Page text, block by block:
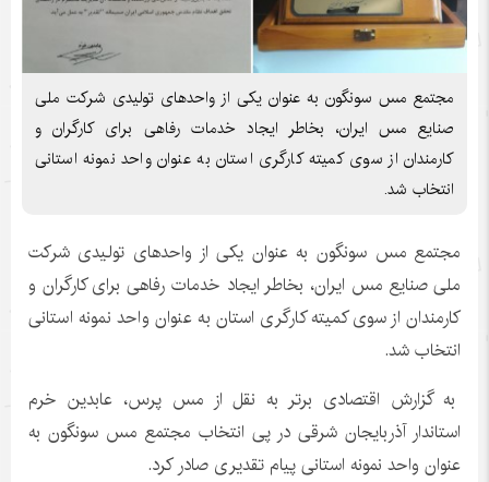
مجتمع مس سونگون به عنوان یکی از واحدهای تولیدی شرکت ملی
صنایع مس ایران، بخاطر ایجاد خدمات رفاهی برای کارگران و
کارمندان از سوی کمیته کارگری استان به عنوان واحد نمونه استانی
انتخاب شد.
مجتمع مس سونگون به عنوان یکی از واحدهای تولیدی شرکت
ملی صنایع مس ایران، بخاطر ایجاد خدمات رفاهی برای کارگران و
کارمندان از سوی کمیته کارگری استان به عنوان واحد نمونه استانی
انتخاب شد.
به گزارش اقتصادی برتر به نقل از مس پرس، عابدین خرم
استاندار آذربایجان شرقی در پی انتخاب مجتمع مس سونگون به
عنوان واحد نمونه استانی پیام تقدیری صادر کرد.